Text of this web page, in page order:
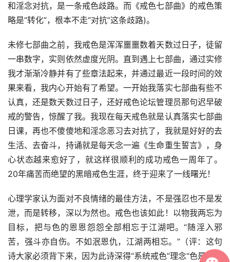
和淫念对抗，是一条戒色歧路。而《戒色七部曲》的戒色策
略是“转化”，根本不走“对抗”这条歧路)。
未修七部曲之前，我戒色是浑浑噩噩数着天数过日子，徒留
一串数字，实则依然虚度光阴。直到遇上七部曲，通过实修
我才渐渐冷静并有了些章法起来，并通过最近一段时间的效
果来看，我内心开始有了希望。一开始我落实七部曲有些不
认真，还是数天数过日子，还好戒色论坛管理员那句迟早破
戒的警告，惊醒了我。我现在每天戒色就是认真落实七部曲
日课，再也不傻傻地和淫念恶习去对抗了，我就是好好的去
生活、去奋斗，持诵就是每天念一遍《生命重生誓言》，身
心状态越来愈好了，就这样很顺利的成功戒色一周年了。
20年痛苦而绝望的黑暗戒色生涯，终于迎来了一线曙光！
心理学家认为面对不良情绪的最佳方法，不是强忍也不是发
泄，而是转移，深以为然也。戒色也该如此！以物我两忘为
目标，把与色的恩恩怨怨全部相忘于江湖吧。“随淫入邪
苦，强斗亦自伤。不如泯恩仇，江湖两相忘。”（评：这句
诗大家必须背下来，因为此诗深得“系统戒色”理念“色是忘掉